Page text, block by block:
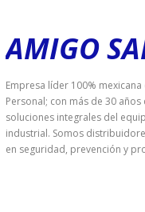
AMIGO
Empresa líder 100%
Personal; con más de 30
soluciones integrales del
industrial. Somos
en seguridad, prevención y